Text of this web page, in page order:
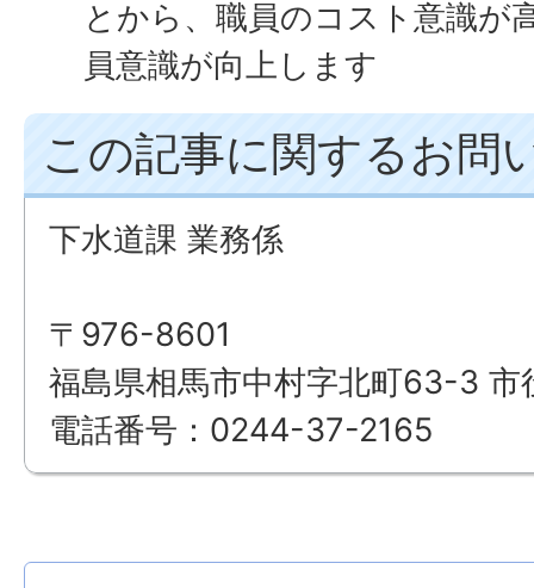
とから、職員のコスト意識が
員意識が向上します
この記事に関するお問
下水道課 業務係
〒976-8601
福島県相馬市中村字北町63-3 市
電話番号：0244-37-2165